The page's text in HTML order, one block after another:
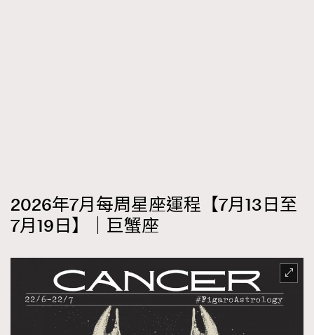
2026年7月每周星座運程【7月13日至
7月19日】｜巨蟹座